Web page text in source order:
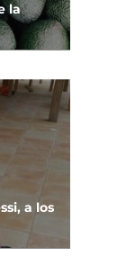
la
a los